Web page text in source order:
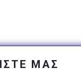
ΜΑΣ